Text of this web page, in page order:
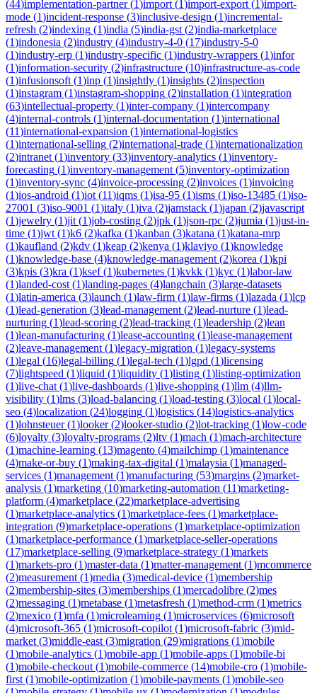
(44)implementation-partner(1)import (1)import-export (1)import-
mode (1)incident-response (3)inclusive-design (1)incremental-
refresh (2)indexing (1)india (5)india-gst (2)india-marketplace
(1)indonesia (2)industry (4)industry-4-0 (17)industry-5-0
(1)industry-erp (1)industry-specific (1)industry-wrappers (1)infor
(1)information-security (2)infrastructure (10)infrastructure-as-code
(1)infusionsoft (1)inp (1)insightly (1)insights (2)inspection
(1)instagram (1)instagram-shopping (2)installation (1)integration
(63)intellectual-property (1)inter-company (1)intercompany
(4)internal-controls (1)internal-documentation (1)international
(11)international-expansion (1)international-logistics
(1)international-selling (2)international-trade (1)internationalization
(2)intranet (1)inventory (33)inventory-analytics (1)inventory-
forecasting (1)inventory-management (5)inventory-optimization
(1)inventory-sync (4)invoice-processing (2)invoices (1)invoicing
(1)ios-android (1)iot (11)iqms (1)isa-95 (1)isms (1)iso-13485 (1)iso-
27001 (3)iso-9001 (1)italy (1)iva (2)jamstack (1)japan (2)javascript
(1)jewelry (1)jit (1)job-costing (2)jpk (1)json-rpc (2)jumia (1)just-in-
time (1)jwt (1)k6 (2)kafka (1)kanban (3)katana (1)katana-mrp
(1)kaufland (2)kdv (1)keap (2)kenya (1)klaviyo (1)knowledge
(1)knowledge-base (4)knowledge-management (2)korea (1)kpi
(3)kpis (3)kra (1)ksef(1)kubernetes (1)kvkk (1)kyc (1)labor-law
(1)landed-cost (1)landing-pages (4)langchain (3)large-datasets
(1)latin-america (3)launch (1)law-firm (1)law-firms (1)lazada (1)lcp
(1)lead-generation (3)lead-management (2)lead-nurture (1)lead-
nurturing (1)lead-scoring (2)lead-tracking (1)leadership (2)lean
(1)lean-manufacturing (1)lease-accounting (1)lease-management
(2)leave-management (1)legacy-migration (1)legacy-systems
(1)legal (16)legal-billing (1)legal-tech (1)lgpd (1)licensing
(7)lightspeed (1)liquid (1)liquidity (1)listing (1)listing-optimization
(1)live-chat (1)live-dashboards (1)live-shopping (1)llm (4)llm-
visibility (1)lms (3)load-balancing (1)load-testing (3)local (1)local-
seo (4)localization (24)logging (1)logistics (14)logistics-analytics
(1)lohnsteuer(1)looker(2)looker-studio (2)lot-tracking (1)low-code
(6)loyalty (3)loyalty-programs (2)ltv (1)mach (1)mach-architecture
(1)machine-learning (13)magento (4)mailchimp (1)maintenance
(4)make-or-buy (1)making-tax-digital (1)malaysia (1)managed-
services (1)management (1)manufacturing (53)margins (2)market-
analysis (1)marketing (10)marketing-automation (11)marketing-
platform (4)marketplace (22)marketplace-advertising
(1)marketplace-analytics (1)marketplace-fees (1)marketplace-
integration (9)marketplace-operations (1)marketplace-optimization
(1)marketplace-performance (1)marketplace-seller-operations
(17)marketplace-selling (9)marketplace-strategy (1)markets
(1)markets-pro (1)master-data (1)matter-management (1)mcommerce
(2)measurement (1)media (3)medical-device (1)membership
(2)membership-sites (3)memberships (1)mercadolibre (2)mes
(2)messaging (1)metabase (1)metasfresh (1)method-crm (1)metrics
(2)mexico (1)mfa (1)microlearning (1)microservices (6)microsoft
(4)microsoft-365 (1)microsoft-copilot (1)microsoft-fabric (3)mid-
market (3)middle-east (3)migration (29)migrations (1)mobile
(1)mobile-analytics (1)mobile-app (1)mobile-apps (1)mobile-bi
(1)mobile-checkout (1)mobile-commerce (14)mobile-cro (1)mobile-
first (1)mobile-optimization (1)mobile-payments (1)mobile-seo